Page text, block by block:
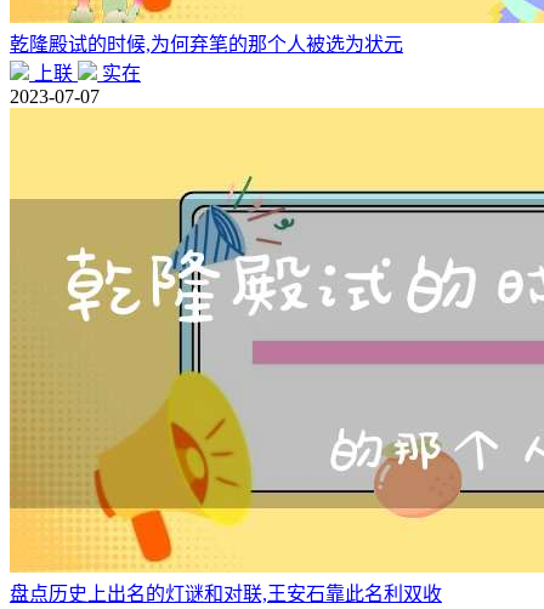
乾隆殿试的时候,为何弃笔的那个人被选为状元
上联
实在
2023-07-07
盘点历史上出名的灯谜和对联,王安石靠此名利双收